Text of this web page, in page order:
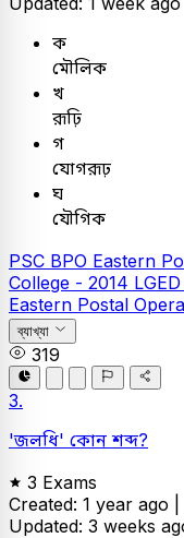
ক
মৌলিক
খ
রূঢ়ি
গ
যোগরূঢ়
ঘ
যৌগিক
PSC BPO Eastern
College - 2014
Eastern Postal
ব্যাখ্যা
319
3.
'জলধি' কোন শব্দ?
3 Exams
Created: 1 year ago |
Updated: 3 weeks